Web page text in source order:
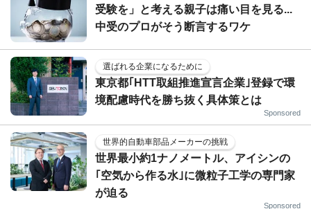
受験を」と考える親子は痛い目を見る...
中受のプロがそう断言するワケ
選ばれる企業になるために
東京都｢HTT取組推進宣言企業｣登録で環
境配慮時代を勝ち抜く具体策とは
Sponsored
世界的自動車部品メーカーの挑戦
世界最小約1ナノメートル、アイシンの
｢空気から作る水｣に微粒子工学の専門家
が迫る
Sponsored